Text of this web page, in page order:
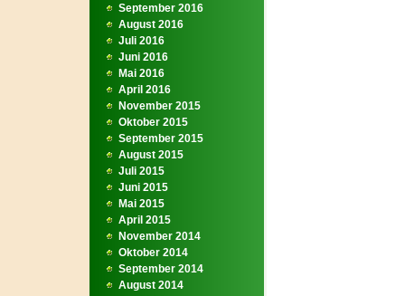
September 2016
August 2016
Juli 2016
Juni 2016
Mai 2016
April 2016
November 2015
Oktober 2015
September 2015
August 2015
Juli 2015
Juni 2015
Mai 2015
April 2015
November 2014
Oktober 2014
September 2014
August 2014